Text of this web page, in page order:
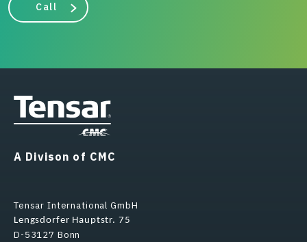
Call
A Divison of CMC
Tensar International GmbH
Lengsdorfer Hauptstr. 75
D-53127 Bonn